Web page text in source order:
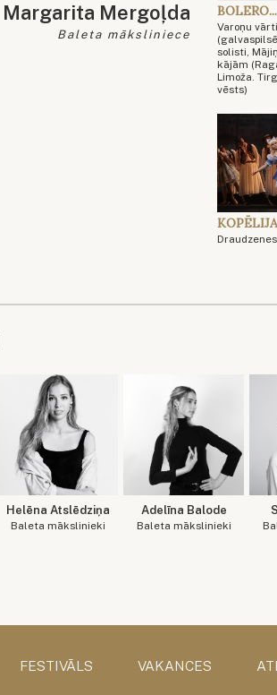
Margarita Mergoļda
Baleta māksliniece
BOLERO...
Varoņu vārti
solisti,
kājām
Limoža.
vēsts)
KOPĒLIJA
Draudzenes
Helēna Atslēdziņa
Baleta mākslinieki
Adelīna Balode
Baleta mākslinieki
FESTIVĀLS VAKANCES